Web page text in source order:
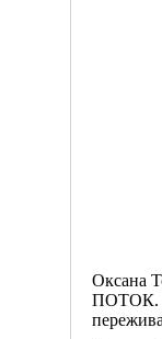
Оксана
ПОТОК.